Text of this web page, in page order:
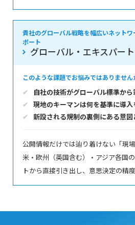
貴社のグローバル戦略を幅広いネット
ポート
グローバル・エキスパー
このような課題でお悩みではありません
自社の技術がグローバル標準か
現地のキーマンは何を基準に導
新設される規制の裏側にある意
公開情報だけでは辿り着けない「現
米・欧州（英国含む）・アジア各国
トから直接引き出し、意思決定の精